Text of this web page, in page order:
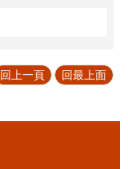
回上一頁 回最上面